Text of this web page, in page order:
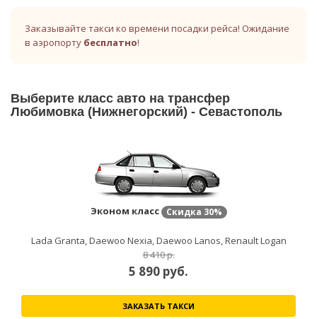
Заказывайте такси ко времени посадки рейса! Ожидание
в аэропорту бесплатно!
Выберите класс авто на трансфер
Любимовка (Нижнегорский) - Севастополь
Эконом класс Скидка 30%
Lada Granta, Daewoo Nexia, Daewoo Lanos, Renault Logan
8 410 р.
5 890 руб.
ЗАКАЗАТЬ ТАКСИ